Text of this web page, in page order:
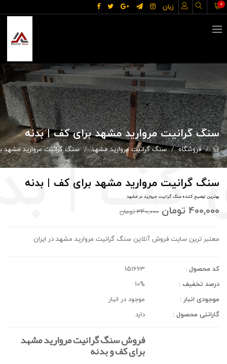
زبان 0
سنگ گرانیت مروارید مشهد برای کف | بدنه
فروشگاه سنگ گرانیت مروارید مشهد سنگ گرانیت مروارید مشهد
سنگ گرانیت مروارید مشهد برای کف | بدنه
بهترین توضیح کننده سنگ گرانیت مروارید در مشهد
400,000 تومان 340,000 تومان
معتبر ترین سایت فروش آنلاین سنگ گرانیت مروارید مشهد در ایران
کد محصول :
151663
درصد تخفیف :
10%
موجودی انبار :
موجود در انبار
گارانتی محصول :
دارد
فروش سنگ گرانیت مروارید مشهد
برای کف و بدنه